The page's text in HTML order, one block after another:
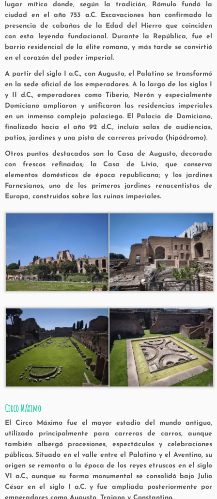
lugar mítico donde, según la tradición, Rómulo fundó la
ciudad en el año 753 a.C. Excavaciones han confirmado la
presencia de cabañas de la Edad del Hierro que coinciden
con esta leyenda fundacional. Durante la República, fue el
barrio residencial de la élite romana, y más tarde se convirtió
en el corazón del poder imperial.
A partir del siglo I a.C., con Augusto, el Palatino se transformó
en la sede oficial de los emperadores. A lo largo de los siglos I
y II d.C., emperadores como Tiberio, Nerón y especialmente
Domiciano ampliaron y unificaron las residencias imperiales
en un inmenso complejo palaciego. El
Palacio de Domiciano,
finalizado hacia el año 92 d.C., incluía salas de audiencias,
patios, jardines y una pista de carreras privada (hipódromo).
Otros puntos destacados son la Casa de Augusto, decorada
con frescos refinados; la Casa de Livia, que conserva
elementos domésticos de época republicana; y los jardines
Farnesianos, uno de los primeros jardines renacentistas de
Europa, construidos sobre las ruinas imperiales.
Circo Máximo
El Circo Máximo fue el mayor estadio del mundo antiguo,
utilizado principalmente para carreras de carros, aunque
también albergó procesiones, espectáculos y celebraciones
públicas. Situado en el valle entre el Palatino y el Aventino, su
origen se remonta a la época de los reyes etruscos en el siglo
VI a.C., aunque su forma monumental se consolidó bajo Julio
César en el siglo I a.C. y fue ampliada posteriormente por